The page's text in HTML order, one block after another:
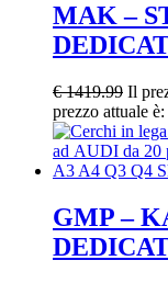
MAK –
€1419.99 Il
prezzo attuale
GMP –